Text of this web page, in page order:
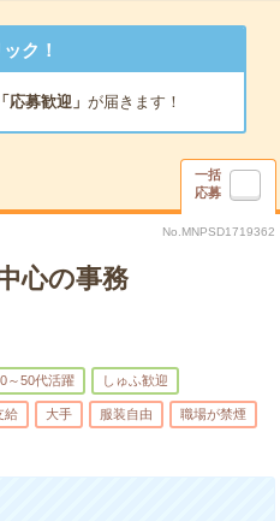
ク！
応募歓迎」 が届きます！
一括
応募
No.MNPSD1719362
心の事務
～50代活躍 しゅふ歓迎
給 大手 服装自由 職場が禁煙